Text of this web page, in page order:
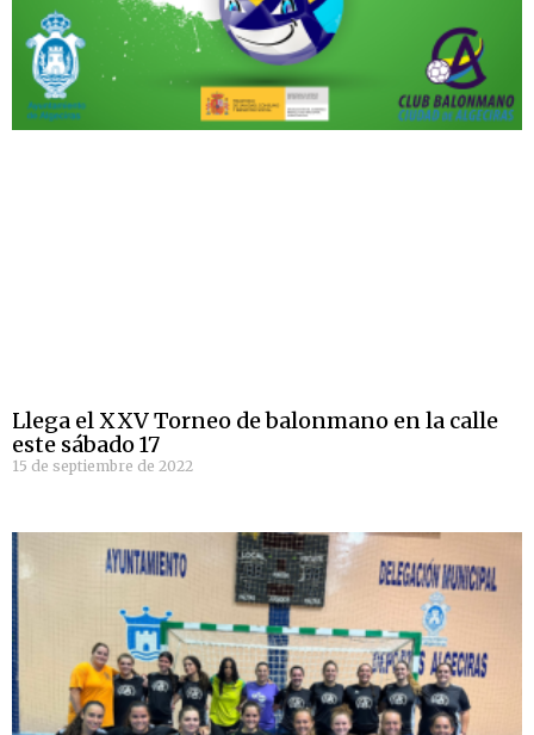
Llega el XXV Torneo de balonmano en la calle
este sábado 17
15 de septiembre de 2022